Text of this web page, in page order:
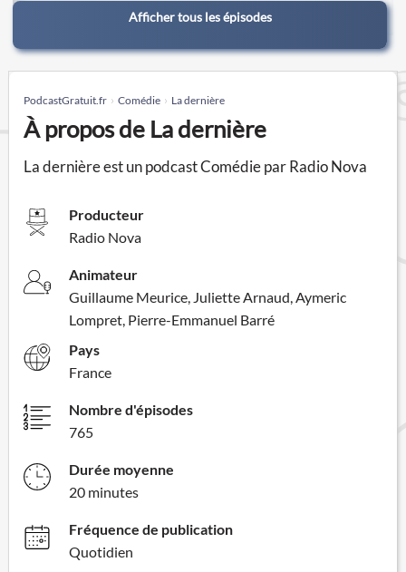
Afficher tous les épisodes
PodcastGratuit.fr Comédie La dernière
À propos de La dernière
La dernière est un podcast Comédie par Radio Nova
Producteur
Radio Nova
Animateur
Guillaume Meurice, Juliette Arnaud, Aymeric
Lompret, Pierre-Emmanuel Barré
Pays
France
Nombre d'épisodes
765
Durée moyenne
20 minutes
Fréquence de publication
Quotidien